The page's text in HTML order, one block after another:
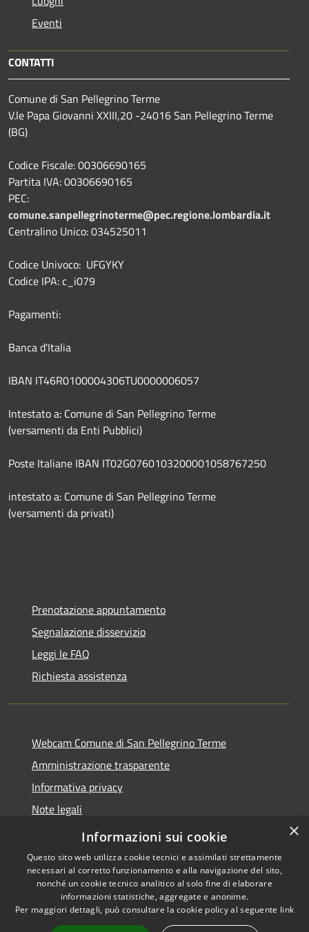
Eventi
CONTATTI
Comune di San Pellegrino Terme
V.le Papa Giovanni XXIII,20 -24016 San Pellegrino Terme
(BG)
Codice Fiscale: 00306690165
Partita IVA: 00306690165
PEC:
comune.sanpellegrinoterme@pec.regione.lombardia.it
Centralino Unico: 034525011
Codice Univoco: UFGYKY
Codice IPA: c_i079
Pagamenti:
Banca d'Italia
IBAN IT46R0100004306TU0000006057
Intestato a: Comune di San Pellegrino Terme
(versamenti da Enti Pubblici)
Poste Italiane IBAN IT02G0760103200001058767250
intestato a: Comune di San Pellegrino Terme
(versamenti da privati)
Prenotazione appuntamento
Segnalazione disservizio
Leggi le FAQ
Richiesta assistenza
Webcam Comune di San Pellegrino Terme
Amministrazione trasparente
Informativa privacy
Note legali
Dichiarazione di accessibilità
Accessibilità
Copyright © 2026 • Comune di
San Pellegrino Terme •
×
Informazioni sui cookie
Questo sito web utilizza cookie tecnici e assimilati strettamente
necessari al corretto funzionamento e alla navigazione del sito,
nonché un cookie tecnico analitico al solo fine di elaborare
informazioni statistiche, aggregate e anonime.
Per maggiori dettagli, può consultare la cookie policy al seguente link